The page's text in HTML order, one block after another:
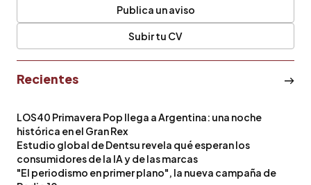
Publica un aviso
Subir tu CV
Recientes
LOS40 Primavera Pop llega a Argentina: una noche
histórica en el Gran Rex
Estudio global de Dentsu revela qué esperan los
consumidores de la IA y de las marcas
"El periodismo en primer plano", la nueva campaña de